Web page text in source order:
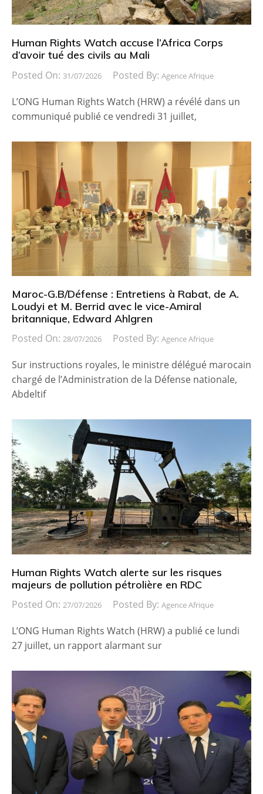
Human Rights Watch accuse l’Africa Corps
d’avoir tué des civils au Mali
Posted On: 31/07/2026 Posted By: Agence Afrique
L’ONG Human Rights Watch (HRW) a révélé dans un
communiqué publié ce vendredi 31 juillet,
Maroc-G.B/Défense : Entretiens à Rabat, de A.
Loudyi et M. Berrid avec le vice-Amiral
britannique, Edward Ahlgren
Posted On: 28/07/2026 Posted By: Agence Afrique
Sur instructions royales, le ministre délégué marocain
chargé de l’Administration de la Défense nationale,
Abdeltif
Human Rights Watch alerte sur les risques
majeurs de pollution pétrolière en RDC
Posted On: 27/07/2026 Posted By: Agence Afrique
L’ONG Human Rights Watch (HRW) a publié ce lundi
27 juillet, un rapport alarmant sur